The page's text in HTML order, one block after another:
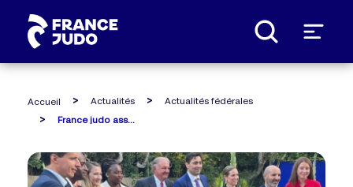
Accueil Actualités
Actualités fédérales
France judo assure la promotion du judo aux états-unis